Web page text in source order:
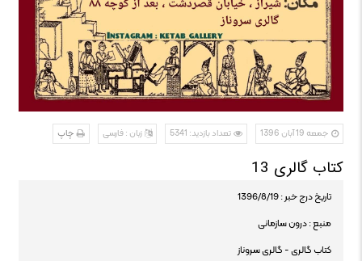
جمعه 19 آبان 1396 تعداد بازدید: 5341 زبان : فارسی چاپ
کتاب گالری 13
تاریخ درج خبر : 1396/8/19
منبع : درون سازمانی
کتاب گالری - گالری سروناز